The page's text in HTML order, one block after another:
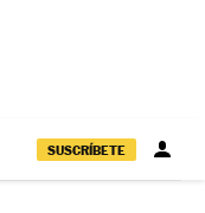
SUSCRÍBETE